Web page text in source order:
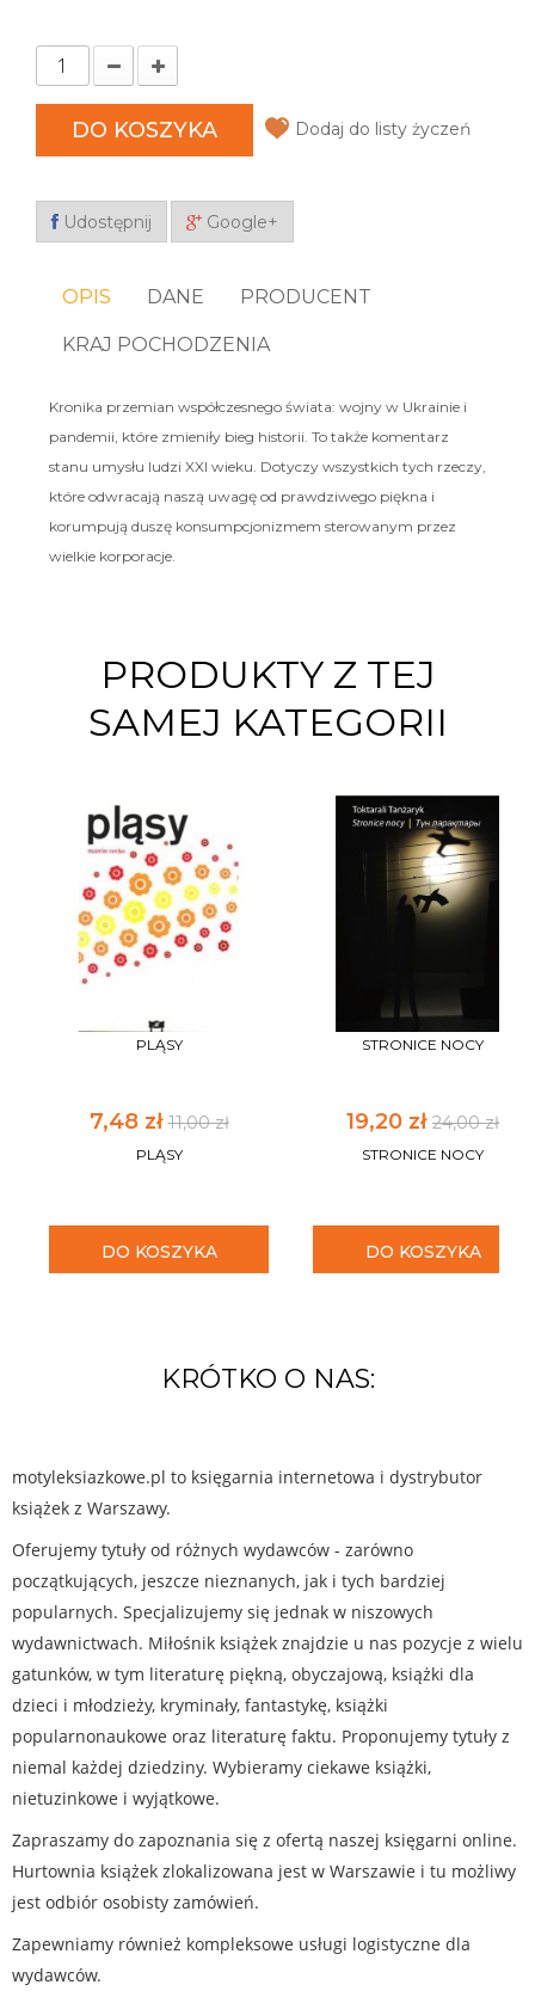
DO KOSZYKA Dodaj do listy życzeń
Udostępnij Google+
OPIS DANE PRODUCENT
KRAJ POCHODZENIA
Kronika przemian współczesnego świata: wojny w Ukrainie i
pandemii, które zmieniły bieg historii. To także komentarz
stanu umysłu ludzi XXI wieku. Dotyczy wszystkich tych rzeczy,
które odwracają naszą uwagę od prawdziwego piękna i
korumpują duszę konsumpcjonizmem sterowanym przez
wielkie korporacje.
PRODUKTY Z TEJ
SAMEJ KATEGORII
PLĄSY
7,48 zł11,00 zł
PLĄSY
DO KOSZYKA
STRONICE NOCY
19,20 zł 24,00 zł
STRONICE NOCY
DO KOSZYKA
KRÓTKO O NAS:
motyleksiazkowe.pl to księgarnia internetowa i dystrybutor
książek z Warszawy.
Oferujemy tytuły od różnych wydawców - zarówno
początkujących, jeszcze nieznanych, jak i tych bardziej
popularnych. Specjalizujemy się jednak w niszowych
wydawnictwach. Miłośnik książek znajdzie u nas pozycje z wielu
gatunków, w tym literaturę piękną, obyczajową, książki dla
dzieci i młodzieży, kryminały, fantastykę, książki
popularnonaukowe oraz literaturę faktu. Proponujemy tytuły z
niemal każdej dziedziny. Wybieramy ciekawe książki,
nietuzinkowe i wyjątkowe.
Zapraszamy do zapoznania się z ofertą naszej księgarni online.
Hurtownia książek zlokalizowana jest w Warszawie i tu możliwy
jest odbiór osobisty zamówień.
Zapewniamy również kompleksowe usługi logistyczne dla
wydawców.